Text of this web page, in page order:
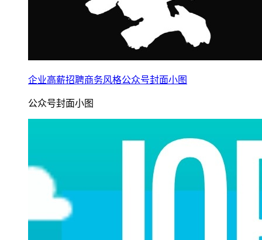
企业高薪招聘商务风格公众号封面小图
公众号封面小图